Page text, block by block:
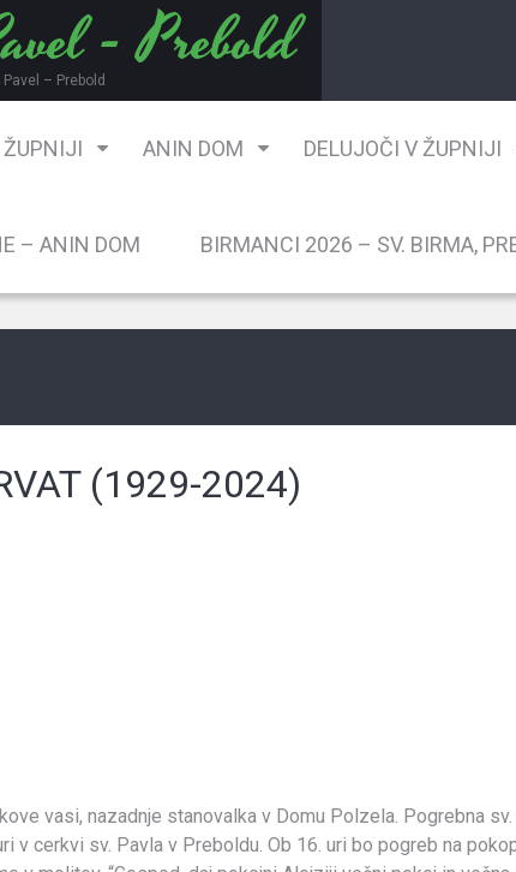
- Prebold
– Prebold
ŽUPNIJI ANIN DOM DELUJOČI V ŽUPNIJI
– ANIN DOM BIRMANCI 2026 – SV. BIRMA,
(1929-2024)
vasi, nazadnje stanovalka v Domu Polzela. Pogrebna sv.
v cerkvi sv. Pavla v Preboldu. Ob 16. uri bo pogreb na